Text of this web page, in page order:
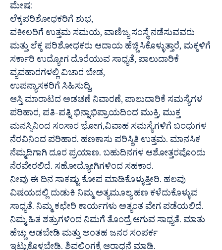
ಮೇಷ:
ಲೆಕ್ಕಪರಿಶೋಧಕರಿಗೆ ಶುಭ,
ವಕೀಲರಿಗೆ ಉತ್ತಮ ಸಮಯ, ವಾಣಿಜ್ಯ ಸಂಸ್ಥೆ ನಡೆಸುವವರು
ಮತ್ತು ಲೆಕ್ಕ ಪರಿಶೋಧಕರು ಆದಾಯ ಹೆಚ್ಚಿಸಿಕೊಳ್ಳುತ್ತಾರೆ, ಮಕ್ಕಳಿಗೆ
ಸರ್ಕಾರಿ ಉದ್ಯೋಗ ದೊರೆಯುವ ಸಾಧ್ಯತೆ, ಪಾಲುದಾರಿಕೆ
ವ್ಯವಹಾರಗಳಲ್ಲಿ ವಿಚಾರ ಬೇಡ,
ಉಪನ್ಯಾಸಕರಿಗೆ ಸಿಹಿಸುದ್ದಿ,
ಆಸ್ತಿ ಮಾರಾಟದ ಅಡಚಣೆ ನಿವಾರಣೆ, ಪಾಲುದಾರಿಕೆ ಸಮಸ್ಯೆಗಳ
ಪರಿಹಾರ, ಪತಿ-ಪತ್ನಿ ಭಿನ್ನಾಭಿಪ್ರಾಯದಿಂದ ಮುಕ್ತಿ, ಮುಕ್ತ
ಮನಸ್ಸಿನಿಂದ ಸಂಸಾರ ಭೋಗ,ವಿವಾಹ ಸಮಸ್ಯೆಗಳಿಗೆ ಬಂಧುಗಳ
ನೆರವಿನಿಂದ ಪರಿಹಾರ. ಹಣಕಾಸು ಪರಿಸ್ಥಿತಿ ಉತ್ತಮ. ಮಾನಸಿಕ
ನೆಮ್ಮದಿಗಾಗಿ ದೂರ ಪ್ರಯಾಣ. ಬಹುದಿನಗಳ ಆಶೋತ್ತರವೊಂದು
ನೆರವೇರಲಿದೆ. ಸಹೋದ್ಯೋಗಿಗಳಿಂದ ಸಹಕಾರ.
ನೀವು ಈ ದಿನ ಸಾಕಷ್ಟು ಕೋಪ ಮಾಡಿಕೊಳ್ಳುತ್ತೀರಿ. ಹಲವು
ವಿಷಯದಲ್ಲಿ ದುಡುಕಿ ನಿಮ್ಮ ಅತ್ಯಮೂಲ್ಯ ಹಣ ಕಳೆದುಕೊಳ್ಳುವ
ಸಾಧ್ಯತೆ. ನಿಮ್ಮ ಕಛೇರಿ ಕಾರ್ಯಗಳು ಅತ್ಯಂತ ವೇಗ ಪಡೆಯಲಿದೆ.
ನಿಮ್ಮ ಹಿತ ಶತ್ರುಗಳಿಂದ ನಿಮಗೆ ತೊಂದ್ರೆ ಆಗುವ ಸಾಧ್ಯತೆ. ಮಾತು
ಹೆಚ್ಚು ಆಡಬೇಡಿ ಮತ್ತು ಅಂತಹ ಜನರ ಸಂಪರ್ಕ